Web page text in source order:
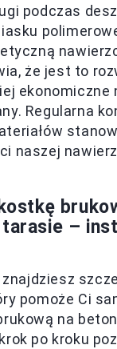
podczas
że jest to
ekonomiczne
Regularna
naszej
tarasie –
pomoże Ci
na
po kroku